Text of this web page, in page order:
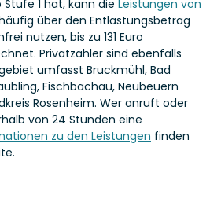
1 hat, kann die Leistungen von
über den Entlastungsbetrag
nutzen, bis zu 131 Euro
Privatzahler sind ebenfalls
umfasst Bruckmühl, Bad
Fischbachau, Neubeuern
Rosenheim. Wer anruft oder
von 24 Stunden eine
zu den Leistungen finden